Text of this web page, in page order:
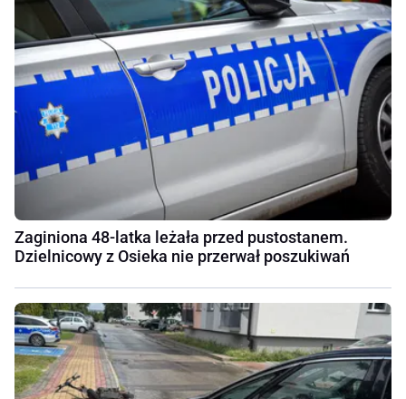
Zaginiona 48-latka leżała przed pustostanem.
Dzielnicowy z Osieka nie przerwał poszukiwań